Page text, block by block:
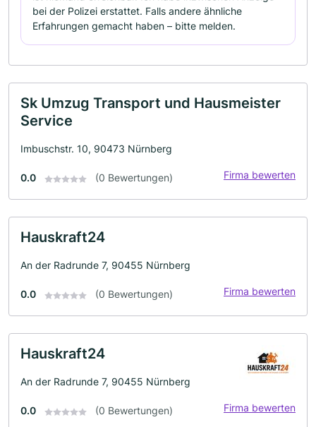
bei der Polizei erstattet. Falls andere ähnliche
Erfahrungen gemacht haben – bitte melden.
Sk Umzug Transport und Hausmeister
Service
Imbuschstr. 10, 90473 Nürnberg
0.0 (0 Bewertungen) Firma bewerten
Hauskraft24
An der Radrunde 7, 90455 Nürnberg
0.0 (0 Bewertungen) Firma bewerten
Hauskraft24
An der Radrunde 7, 90455 Nürnberg
0.0 (0 Bewertungen) Firma bewerten